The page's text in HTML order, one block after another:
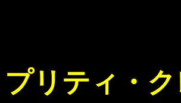
プリティ・